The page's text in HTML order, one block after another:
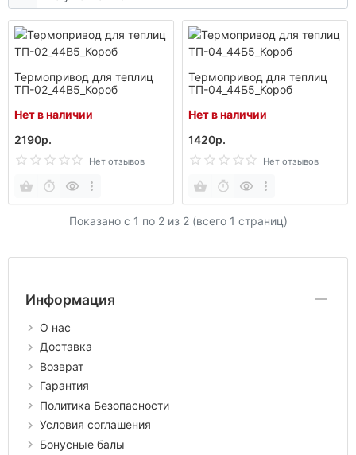
Термопривод для теплиц
ТП-02_44В5_Короб
Нет в наличии
2190р.
Нет отзывов
Термопривод для теплиц
ТП-04_44Б5_Короб
Нет в наличии
1420р.
Нет отзывов
Показано с 1 по 2из 2 (всего 1 страниц)
Информация
О нас
Доставка
Возврат
Гарантия
Политика Безопасности
Условия соглашения
Бонусные балы